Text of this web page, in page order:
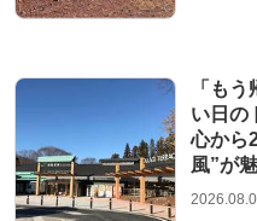
「も
い日の
心から
風”が